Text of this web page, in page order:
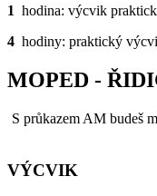
1 hodina: výcvik
4 hodiny: praktický
MOPED -
S průkazem AM budeš
VÝCVIK